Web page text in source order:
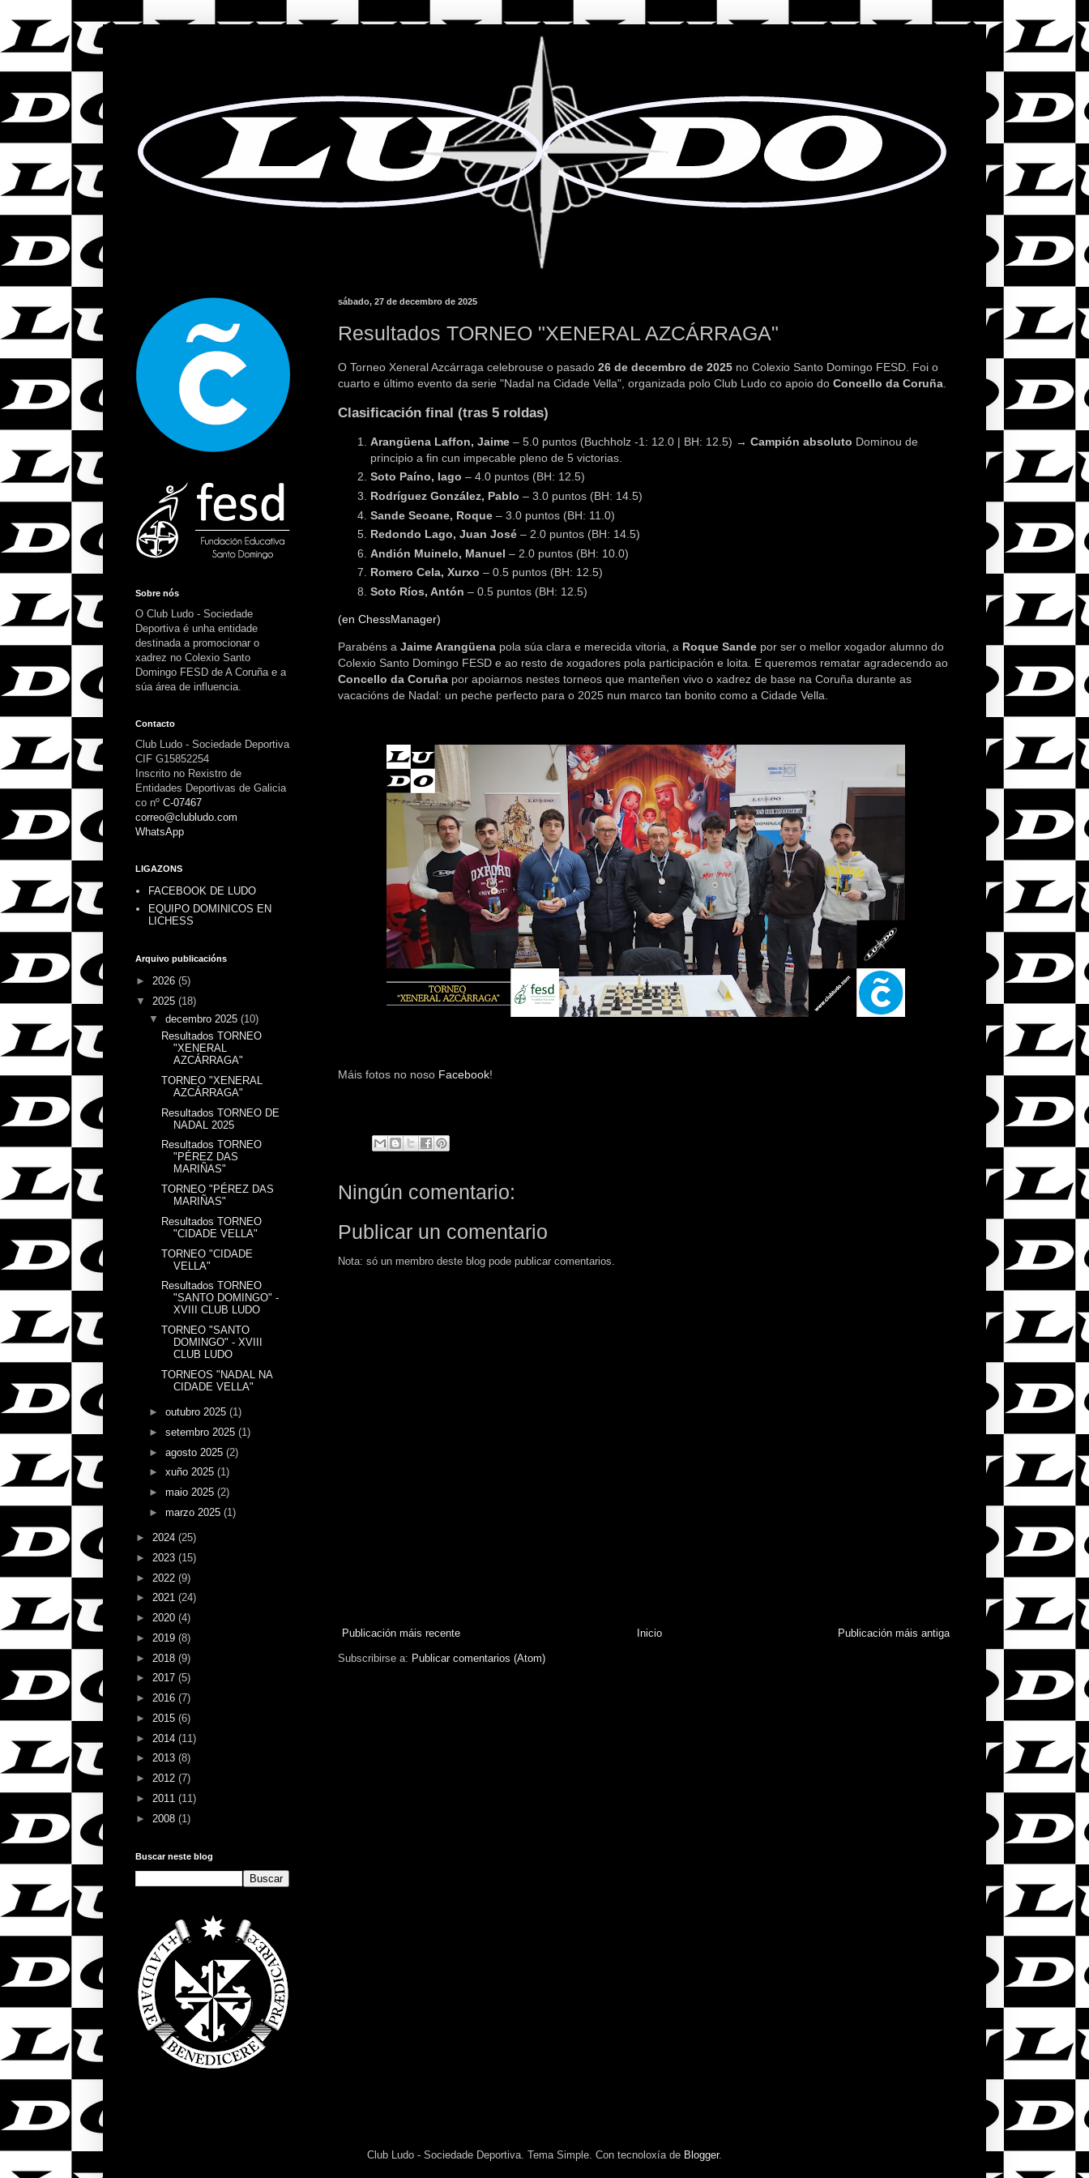
sábado, 27 de decembro de 2025
Resultados TORNEO "XENERAL AZCÁRRAGA"
O Torneo Xeneral Azcárraga celebrouse o pasado 26 de decembro de 2025 no Colexio Santo Domingo FESD. Foi o
cuarto e último evento da serie "Nadal na Cidade Vella", organizada polo Club Ludo co apoio do Concello da Coruña.
Clasificación final (tras 5 roldas)
Arangüena Laffon, Jaime – 5.0 puntos (Buchholz -1: 12.0 | BH: 12.5) → Campión absoluto Dominou de
principio a fin cun impecable pleno de 5 victorias.
Soto Paíno, Iago – 4.0 puntos (BH: 12.5)
Rodríguez González, Pablo – 3.0 puntos (BH: 14.5)
Sande Seoane, Roque – 3.0 puntos (BH: 11.0)
Redondo Lago, Juan José – 2.0 puntos (BH: 14.5)
Andión Muinelo, Manuel – 2.0 puntos (BH: 10.0)
Romero Cela, Xurxo – 0.5 puntos (BH: 12.5)
Soto Ríos, Antón – 0.5 puntos (BH: 12.5)
(en ChessManager)
Parabéns a Jaime Arangüena pola súa clara e merecida vitoria, a Roque Sande por ser o mellor xogador alumno do
Concello da Coruña por apoiarnos nestes torneos que manteñen vivo o xadrez de base na Coruña durante as
vacacións de Nadal: un peche perfecto para o 2025 nun marco tan bonito como a Cidade Vella.
Máis fotos no noso Facebook!
Ningún comentario:
Publicar un comentario
Nota: só un membro deste blog pode publicar comentarios.
Publicación máis recente Publicación máis antiga
Inicio
Subscribirse a: Publicar comentarios (Atom)
Sobre nós
O Club Ludo - Sociedade
Deportiva é unha entidade
destinada a promocionar o
xadrez no Colexio Santo
Domingo FESD de A Coruña e a
súa área de influencia.
Contacto
Club Ludo - Sociedade Deportiva
CIF G15852254
Inscrito no Rexistro de
Entidades Deportivas de Galicia
co nº C-07467
correo@clubludo.com
WhatsApp
LIGAZONS
FACEBOOK DE LUDO
EQUIPO DOMINICOS EN
LICHESS
Arquivo publicacións
► 2026 (5)
▼ 2025 (18)
▼ decembro 2025 (10)
Resultados TORNEO
"XENERAL
AZCÁRRAGA"
TORNEO "XENERAL
AZCÁRRAGA"
Resultados TORNEO DE
NADAL 2025
Resultados TORNEO
"PÉREZ DAS
MARIÑAS"
TORNEO "PÉREZ DAS
MARIÑAS"
Resultados TORNEO
"CIDADE VELLA"
TORNEO "CIDADE
VELLA"
Resultados TORNEO
"SANTO DOMINGO" -
XVIII CLUB LUDO
TORNEO "SANTO
DOMINGO" - XVIII
CLUB LUDO
TORNEOS "NADAL NA
CIDADE VELLA"
► outubro 2025 (1)
► setembro 2025 (1)
► agosto 2025 (2)
► xuño 2025 (1)
► maio 2025 (2)
► marzo 2025 (1)
► 2024 (25)
► 2023 (15)
► 2022 (9)
► 2021 (24)
► 2020 (4)
► 2019 (8)
► 2018 (9)
► 2017 (5)
► 2016 (7)
► 2015 (6)
► 2014 (11)
► 2013 (8)
► 2012 (7)
► 2011 (11)
► 2008 (1)
Buscar neste blog
Club Ludo - Sociedade Deportiva. Tema Simple. Con tecnoloxía de Blogger.